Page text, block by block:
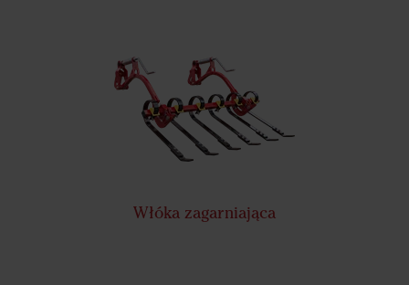
Włóka zagarniająca